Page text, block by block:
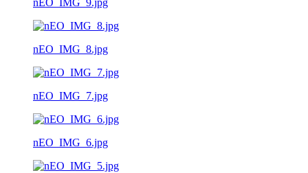
nEO_IMG_8.jpg
nEO_IMG_7.jpg
nEO_IMG_6.jpg